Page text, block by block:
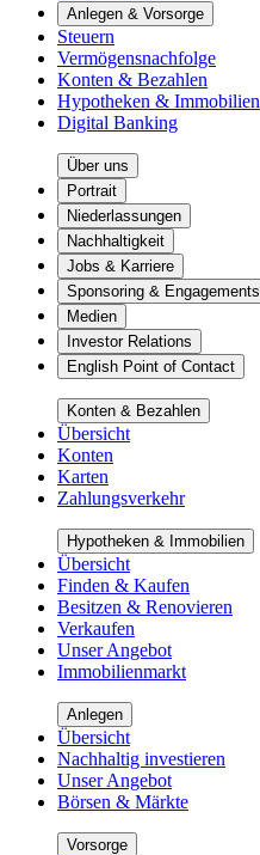
Anlegen & Vorsorge
Steuern
Vermögensnachfolge
Konten & Bezahlen
Hypotheken & Immobilien
Digital Banking
Über uns
Portrait
Niederlassungen
Nachhaltigkeit
Jobs & Karriere
Sponsoring & Engagements
Medien
Investor Relations
English Point of Contact
Konten & Bezahlen
Übersicht
Konten
Karten
Zahlungsverkehr
Hypotheken & Immobilien
Übersicht
Finden & Kaufen
Besitzen & Renovieren
Verkaufen
Unser Angebot
Immobilienmarkt
Anlegen
Übersicht
Nachhaltig investieren
Unser Angebot
Börsen & Märkte
Vorsorge